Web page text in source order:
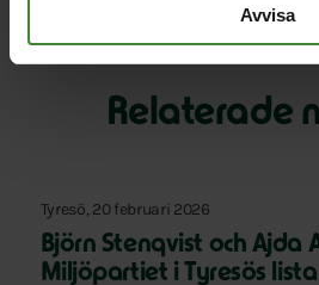
Avvisa
Relaterade
Tyresö, 20 februari 2026
Björn Stenqvist och Ajda
Miljöpartiet i Tyresös lista